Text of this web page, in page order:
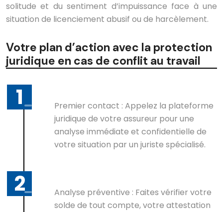
solitude et du sentiment d’impuissance face à une
situation de licenciement abusif ou de harcèlement.
Votre plan d’action avec la protection
juridique en cas de conflit au travail
Premier contact : Appelez la plateforme
juridique de votre assureur pour une
analyse immédiate et confidentielle de
votre situation par un juriste spécialisé.
Analyse préventive : Faites vérifier votre
solde de tout compte, votre attestation